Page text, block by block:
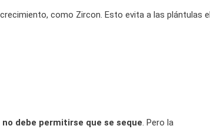
como Zircon. Esto evita a las plántulas el
debe permitirse que se seque. Pero la